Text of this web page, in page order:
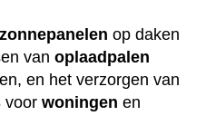
zonnepanelen op daken
van oplaadpalen
en het verzorgen van
voor woningen en